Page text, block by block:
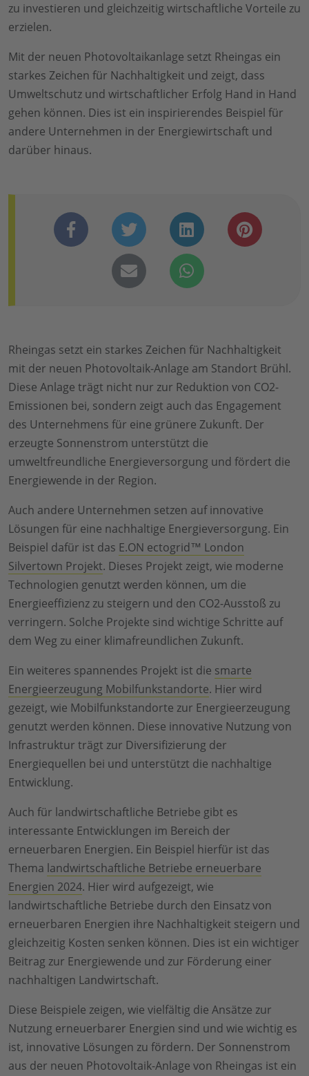
zu investieren und gleichzeitig wirtschaftliche Vorteile zu
erzielen.
Mit der neuen Photovoltaikanlage setzt Rheingas ein
starkes Zeichen für Nachhaltigkeit und zeigt, dass
Umweltschutz und wirtschaftlicher Erfolg Hand in Hand
gehen können. Dies ist ein inspirierendes Beispiel für
andere Unternehmen in der Energiewirtschaft und
darüber hinaus.
Rheingas setzt ein starkes Zeichen für Nachhaltigkeit
mit der neuen Photovoltaik-Anlage am Standort Brühl.
Diese Anlage trägt nicht nur zur Reduktion von CO2-
Emissionen bei, sondern zeigt auch das Engagement
des Unternehmens für eine grünere Zukunft. Der
erzeugte Sonnenstrom unterstützt die
umweltfreundliche Energieversorgung und fördert die
Energiewende in der Region.
Auch andere Unternehmen setzen auf innovative
Lösungen für eine nachhaltige Energieversorgung. Ein
Beispiel dafür ist das E.ON ectogrid™ London
Silvertown Projekt. Dieses Projekt zeigt, wie moderne
Technologien genutzt werden können, um die
Energieeffizienz zu steigern und den CO2-Ausstoß zu
verringern. Solche Projekte sind wichtige Schritte auf
dem Weg zu einer klimafreundlichen Zukunft.
Ein weiteres spannendes Projekt ist die smarte
Energieerzeugung Mobilfunkstandorte. Hier wird
gezeigt, wie Mobilfunkstandorte zur Energieerzeugung
genutzt werden können. Diese innovative Nutzung von
Infrastruktur trägt zur Diversifizierung der
Energiequellen bei und unterstützt die nachhaltige
Entwicklung.
Auch für landwirtschaftliche Betriebe gibt es
interessante Entwicklungen im Bereich der
erneuerbaren Energien. Ein Beispiel hierfür ist das
Thema landwirtschaftliche Betriebe erneuerbare
Energien 2024. Hier wird aufgezeigt, wie
landwirtschaftliche Betriebe durch den Einsatz von
erneuerbaren Energien ihre Nachhaltigkeit steigern und
gleichzeitig Kosten senken können. Dies ist ein wichtiger
Beitrag zur Energiewende und zur Förderung einer
nachhaltigen Landwirtschaft.
Diese Beispiele zeigen, wie vielfältig die Ansätze zur
Nutzung erneuerbarer Energien sind und wie wichtig es
ist, innovative Lösungen zu fördern. Der Sonnenstrom
aus der neuen Photovoltaik-Anlage von Rheingas ist ein